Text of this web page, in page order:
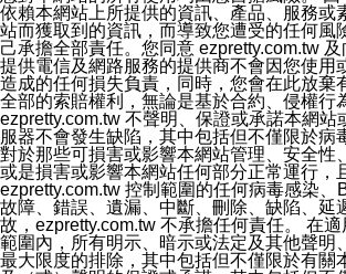
依賴本網站上所提供的資訊、產品、服務或
站而獲取到的資訊，而導致您遭受的任何風
己承擔全部責任。您同意 ezpretty.com.tw
提供電信及網路服務的提供商不會因您使用
造成的任何損失負責，同時，您會在此放棄
全部的索賠權利，無論是基於合約、侵權行
ezpretty.com.tw 不聲明、保證或承諾本網站
服器不會發生缺陷，其中包括但不僅限於病
對於那些可損害或影響本網站管理、安全性
或是損害或影響本網站任何部分正常運行，
ezpretty.com.tw 控制範圍的任何病毒感染、
故障、錯誤、遺漏、中斷、刪除、缺陷、延
故，ezpretty.com.tw 不承擔任何責任。 在
範圍內，所有明示、暗示或法定及其他聲明
最大限度的排除，其中包括但不僅限於有關